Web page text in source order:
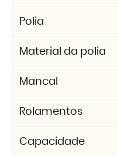
Polia
Material da polia
Mancal
Rolamentos
Capacidade